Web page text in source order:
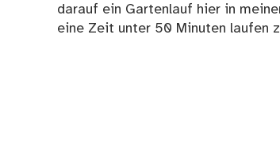
darauf ein Gartenlauf hier in
eine Zeit unter 50 Minuten laufen